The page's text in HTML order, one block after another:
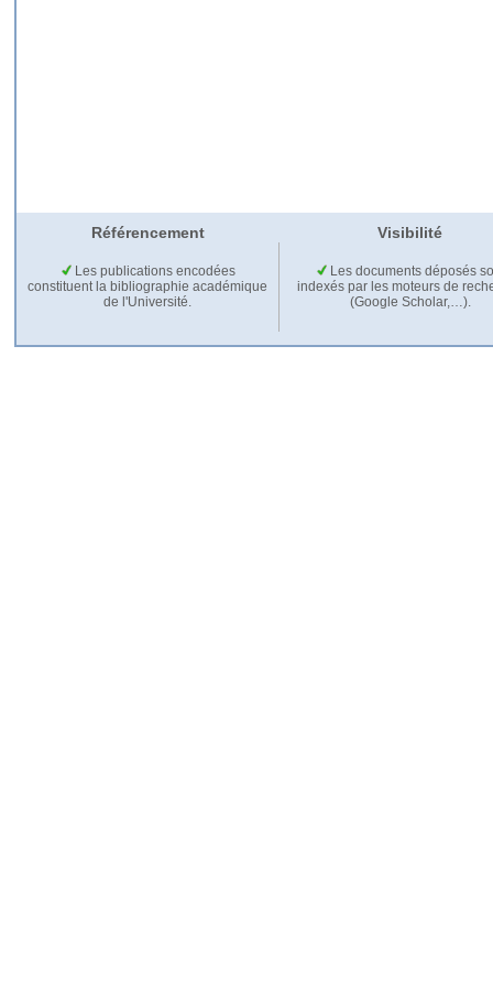
Référencement Visibilité
Les publications encodées
constituent la bibliographie académique
de l'Université.
Les documents déposés
indexés par les moteurs de
(Google Scholar,…).